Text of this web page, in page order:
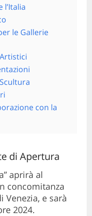
l’Italia
le Gallerie
con la
di Apertura
aprirà al
concomitanza
Venezia, e sarà
2024.